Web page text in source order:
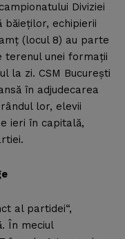
Diviziei
băieţilor, echipierii
(locul 8) au parte
terenul unei formaţii
la zi. CSM Bucureşti
în adjudecarea
lor, elevii
ieri în capitală,
al partidei“,
În meciul